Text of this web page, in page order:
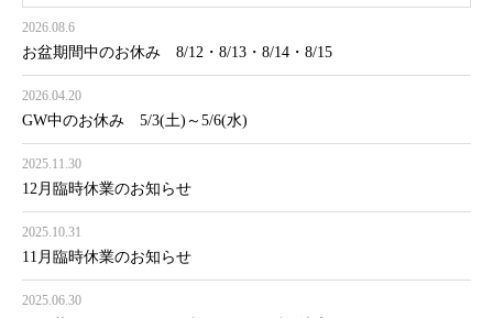
2026.08.6
お盆期間中のお休み 8/12・8/13・8/14・8/15
2026.04.20
GW中のお休み 5/3(土)～5/6(水)
2025.11.30
12月臨時休業のお知らせ
2025.10.31
11月臨時休業のお知らせ
2025.06.30